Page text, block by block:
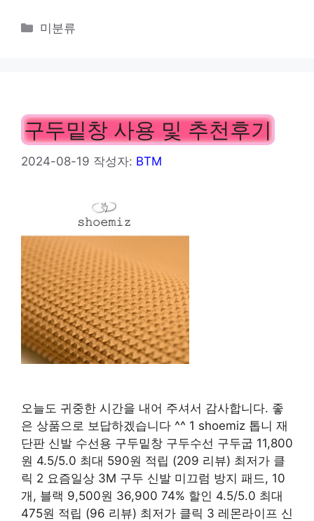
카
미분류
구두밑창 사용 및 추천후기
2024-08-19 작성자: BTM
오늘도 귀중한 시간을 내어 주셔서 감사합니다. 좋
은 상품으로 보답하겠습니다 ^^ 1 shoemiz 톱니 재
단판 신발 수선용 구두밑창 구두수선 구두굽 11,800
원 4.5/5.0 최대 590원 적립 (209 리뷰) 최저가 클
릭 2 요즘일상 3M 구두 신발 미끄럼 방지 패드, 10
개, 블랙 9,500원 36,900 74% 할인 4.5/5.0 최대
475원 적립 (96 리뷰) 최저가 클릭 3 레몬라이프 신